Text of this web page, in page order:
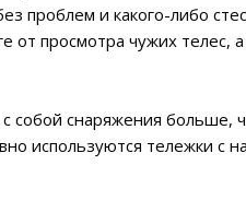
проблем и какого-либо
от просмотра чужих
собой снаряжения
используются тележки